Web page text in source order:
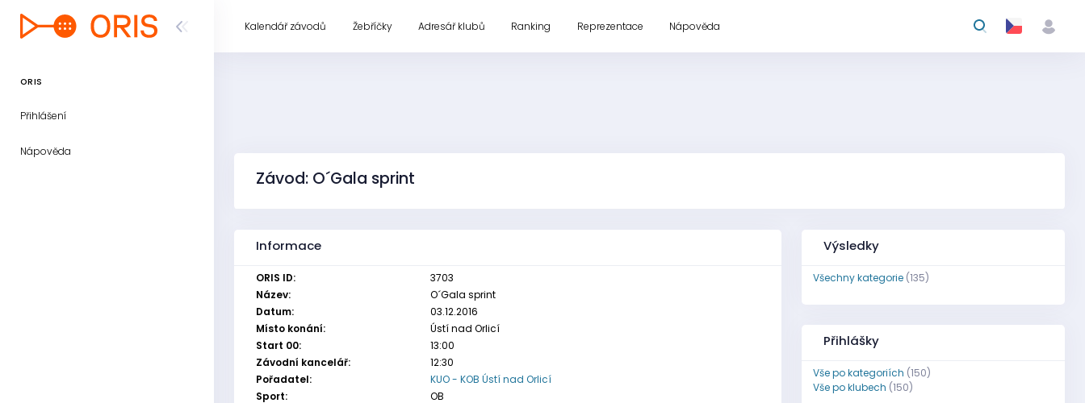
ORIS
Přihlášení
Nápověda
Kalendář závodů Žebříčky Adresář klubů Ranking Reprezentace Nápověda
Závod: O´Gala sprint
Informace
ORIS ID:
3703
Název:
O´Gala sprint
Datum:
03.12.2016
Místo konání:
Ústí nad Orlicí
Start 00:
13:00
Závodní kancelář:
12:30
Pořadatel:
KUO - KOB Ústí nad Orlicí
Sport:
OB
Výsledky
Všechny kategorie (135)
Přihlášky
Vše po kategoriích (150)
Vše po klubech (150)